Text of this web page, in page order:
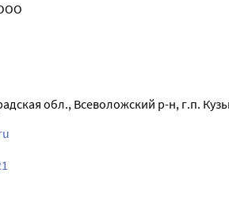
обл., Всеволожский р-н, г.п.